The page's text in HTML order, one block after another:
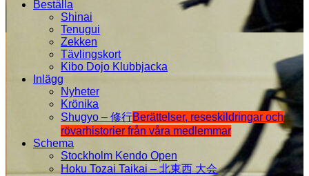
Beställa
Shinai
Tenugui
Zekken
Tävlingskort
Kibo Dojo Klubbjacka
Inlägg
Nyheter
Krönika
Shugyo – 修行Berättelser, reseskildringar och
rövarhistorier från våra medlemmar
Schema
Stockholm Kendo Open
Hoku Tozai Taikai – 北東西 大会